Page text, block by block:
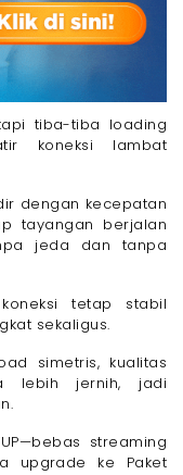
tiba-tiba loading
koneksi lambat
dengan kecepatan
tayangan berjalan
jeda dan tanpa
tetap stabil
sekaligus.
simetris, kualitas
lebih jernih, jadi
streaming
upgrade ke Paket